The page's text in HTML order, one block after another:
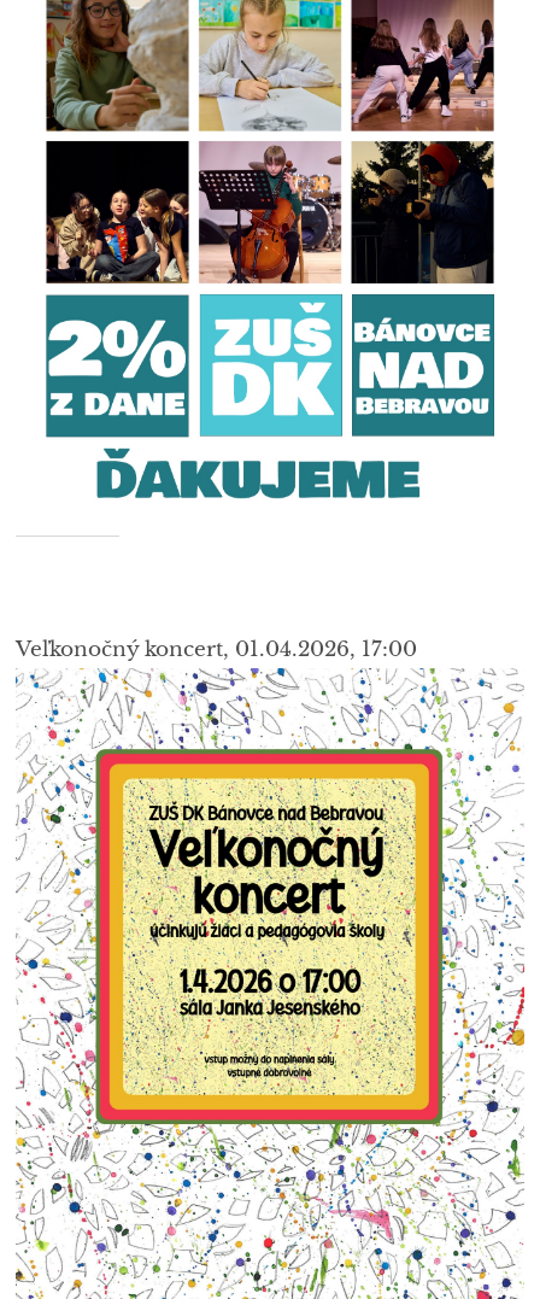
Veľkonočný koncert, 01.04.2026, 17:00